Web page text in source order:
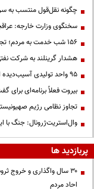
چگونه نقل‌قول منتسب به
سخنگوی وزارت خارجه:
۱۵۶ شب خدمت به مردم؛ تجلیل از پدران شهدای مدافع حرم در موکب شهدای رزکان
هشدار گرینلند به شرکت
95 واحد تولیدی آسیب‌دیده از جنگ در تهران به چرخه تولید بازگشتند
بیروت فعلاً برنامه‌ای برای
تجاوز نظامی رژیم
وال‌استریت‌ژرونال: جنگ با
پربازدید ها
۳۰ سال واگذاری و خروج
احاد مردم